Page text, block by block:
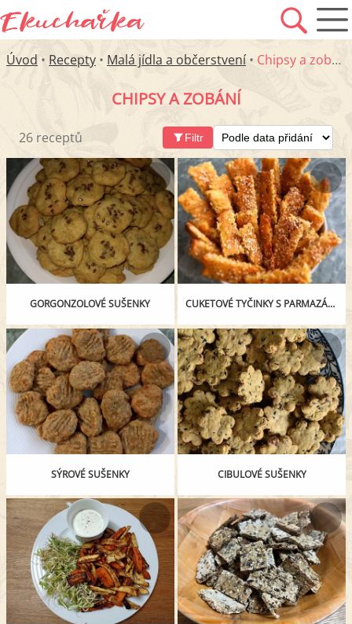
Úvod • Recepty • Malá jídla a občerstvení• Chipsy a zobání
CHIPSY A ZOBÁNÍ
26 receptů Filtr
GORGONZOLOVÉ SUŠENKY CUKETOVÉ TYČINKY S PARMAZÁNEM
SÝROVÉ SUŠENKY CIBULOVÉ SUŠENKY